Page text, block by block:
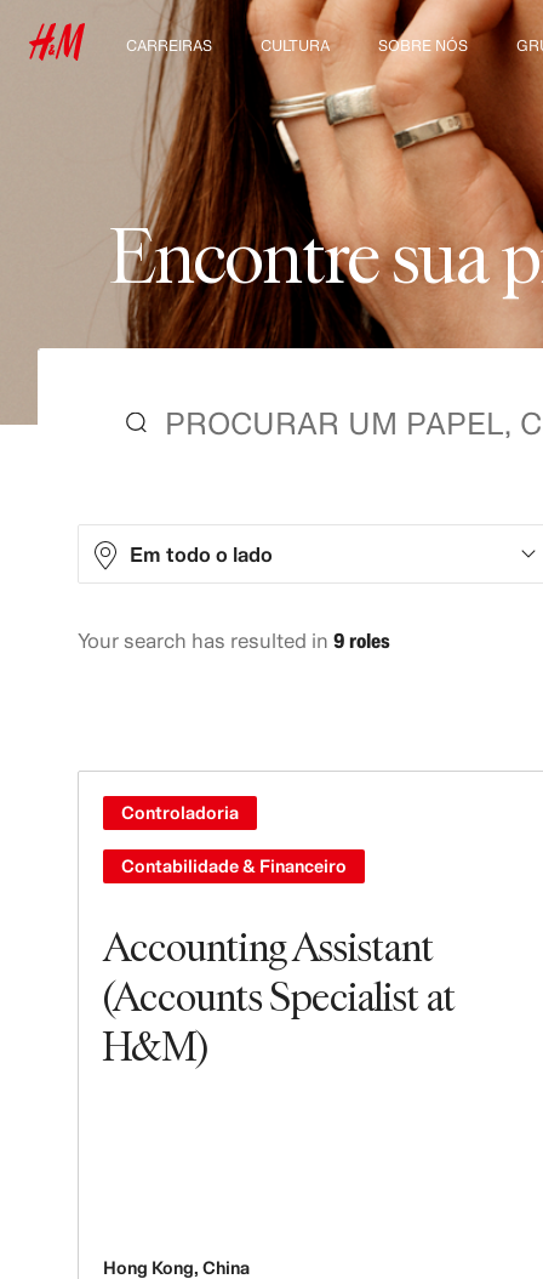
CARREIRAS
Descubra nossas áreas
de trabalho
Estudantes e início de
carreira
CULTURA
Nossa cultura e
benefícios
SOBRE NÓS
Quem somos
Sustentabilidade
Inclusão & Diversidade
Encontresuap
Em todo o lado
North America
1
Your search has resulted in 9 roles
Accounting Assistant
(Accounts Specialist at
H&M)
Controladoria
Contabilidade & Financeiro
Hong Kong, China